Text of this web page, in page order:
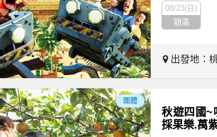
08/23(日)
額滿
出發地：
團體
秋遊四國~
採果樂.萬